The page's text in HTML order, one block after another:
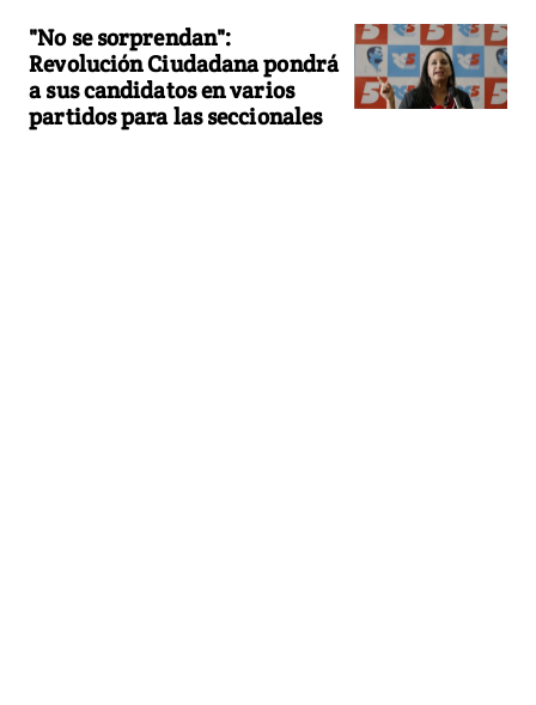
"No se sorprendan":
Revolución Ciudadana pondrá
a sus candidatos en varios
partidos para las seccionales